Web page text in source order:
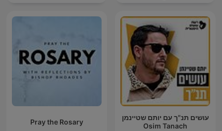
Pray the Rosary
עושים תנ"ך עם יותם שטיינמן
Osim Tanach